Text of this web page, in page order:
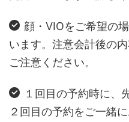
顔・VIOをご希望の
います。注意会計後の
ご注意ください。
１回目の予約時に、
２回目の予約をご一緒